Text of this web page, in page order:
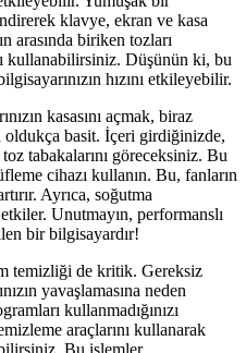
klavye, ekran ve kasa
arasında biriken tozları
kullanabilirsiniz. Düşünün ki, bu
hızını etkileyebilir.
kasasını açmak, biraz
oldukça basit. İçeri girdiğinizde,
tabakalarını göreceksiniz. Bu
cihazı kullanın. Bu, fanların
Ayrıca, soğutma
Unutmayın, performanslı
bir bilgisayardır!
temizliği de kritik. Gereksiz
yavaşlamasına neden
kullanmadığınızı
araçlarını kullanarak
Bu işlemler,